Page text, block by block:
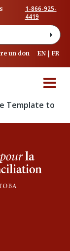
1-866-925-
4419
un don EN FR
Template to